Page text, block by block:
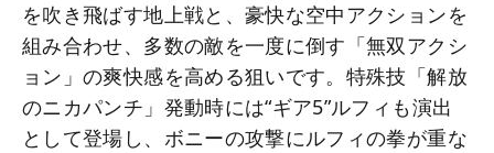
を吹き飛ばす地上戦と、豪快な空中アクションを
組み合わせ、多数の敵を一度に倒す「無双アクシ
ョン」の爽快感を高める狙いです。特殊技「解放
のニカパンチ」発動時には“ギア5”ルフィも演出
として登場し、ボニーの攻撃にルフィの拳が重な